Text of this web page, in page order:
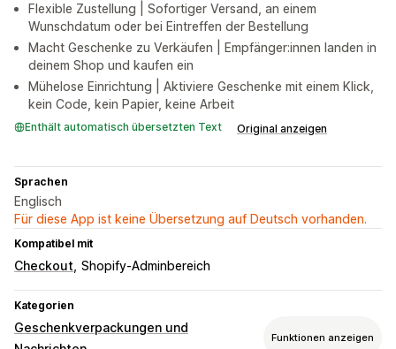
Flexible Zustellung | Sofortiger Versand, an einem
Wunschdatum oder bei Eintreffen der Bestellung
Macht Geschenke zu Verkäufen | Empfänger:innen landen in
deinem Shop und kaufen ein
Mühelose Einrichtung | Aktiviere Geschenke mit einem Klick,
kein Code, kein Papier, keine Arbeit
Enthält automatisch übersetzten Text Original anzeigen
Sprachen
Englisch
Für diese App ist keine Übersetzung auf Deutsch vorhanden.
Kompatibel mit
Checkout Shopify-Adminbereich
Kategorien
Geschenkverpackungen und
Funktionen anzeigen